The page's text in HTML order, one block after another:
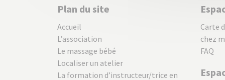
Plan du site
Accueil
L’association
Le massage bébé
Localiser un atelier
La formation d’instructeur/trice en
Carte
chez
FAQ